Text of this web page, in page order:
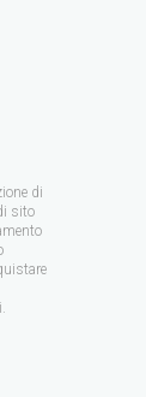
di
sito